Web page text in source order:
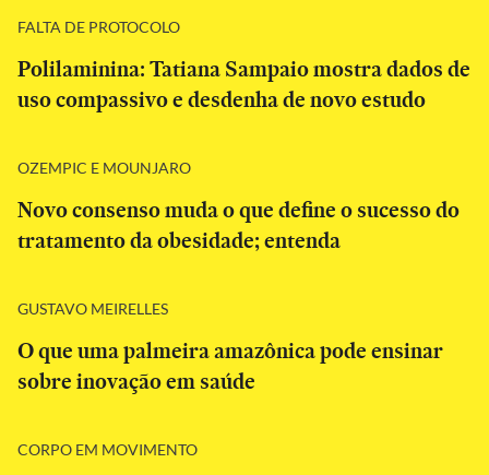
FALTA DE PROTOCOLO
Polilaminina: Tatiana Sampaio mostra dados de
uso compassivo e desdenha de novo estudo
OZEMPIC E MOUNJARO
Novo consenso muda o que define o sucesso do
tratamento da obesidade; entenda
GUSTAVO MEIRELLES
O que uma palmeira amazônica pode ensinar
sobre inovação em saúde
CORPO EM MOVIMENTO